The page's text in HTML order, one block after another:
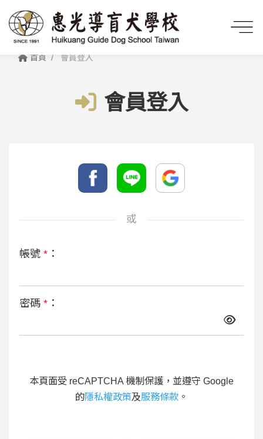
首頁 會員登入
會員登入
或
帳號 * ：
密碼 * ：
本頁面受 reCAPTCHA 機制保護，並遵守 Google
的隱私權政策及服務條款 。